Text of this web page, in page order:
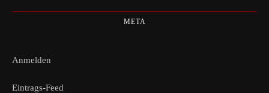
META
Anmelden
Eintrags-Feed